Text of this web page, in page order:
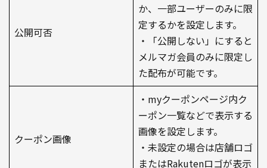
公開可否
か、一部ユーザーのみに限
定するかを設定します。
・「公開しない」にすると
メルマガ会員のみに限定し
た配布が可能です。
クーポン画像
・myクーポンページ内ク
ーポン一覧などで表示する
画像を設定します。
・未設定の場合は店舗ロゴ
またはRakutenロゴが表示